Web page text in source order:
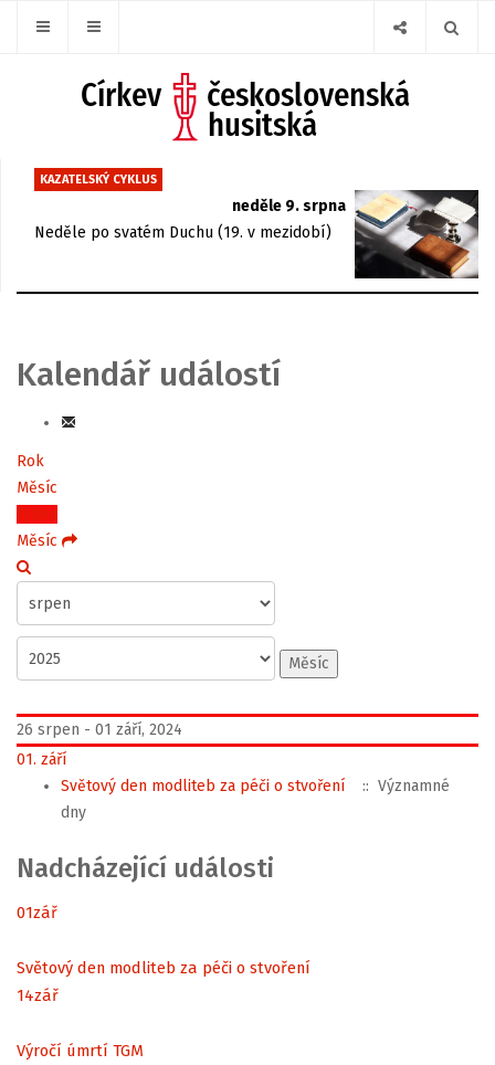
KAZATELSKÝ CYKLUS
neděle 9. srpna
Neděle po svatém Duchu (19. v mezidobí)
Kalendář událostí
Rok
Měsíc
Týden
Měsíc
Měsíc
26 srpen - 01 září, 2024
01. září
Světový den modliteb za péči o stvoření
:: Významné
dny
Nadcházející události
01zář
Světový den modliteb za péči o stvoření
14zář
Výročí úmrtí TGM